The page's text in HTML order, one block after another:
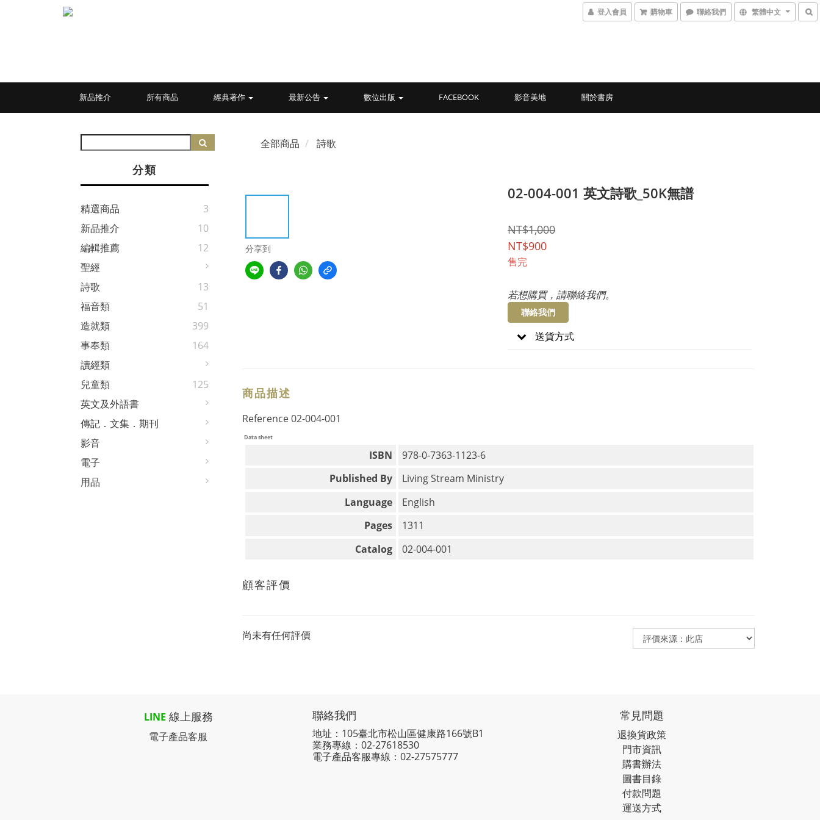
登入會員 購物車 聯絡我們 繁體中文
新品推介 所有商品 經典著作 最新公告 數位出版 FACEBOOK 影音美地 關於書房
分類
精選商品
3
新品推介
10
編輯推薦
12
聖經
詩歌
13
福音類
51
造就類
399
事奉類
164
讀經類
兒童類
125
英文及外語書
傳記．文集．期刊
影音
電子
用品
全部商品 詩歌
分享到
02-004-001 英文詩歌_50K無譜
NT$1,000
NT$900
售完
若想購買，請聯絡我們。
聯絡我們
送貨方式
商品描述
Reference02-004-001
Data sheet
ISBN
978-0-7363-1123-6
Published By
Living Stream Ministry
Language
English
Pages
1311
Catalog
02-004-001
顧客評價
尚未有任何評價
LINE 線上服務
電子產品客服
聯絡我們
地址：105臺北市松山區健康路166號B1
業務專線： 02-27618530
電子產品客服專線：02-27575777
常見問題
退換貨政策
門市資訊
購書辦法
圖書目錄
付款問題
運送方式